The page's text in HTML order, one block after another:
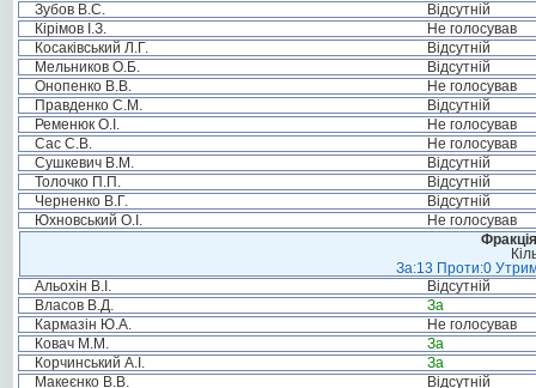
Зубов В.С.
Відсутній
Кірімов І.З.
Не голосував
Косаківський Л.Г.
Відсутній
Мельников О.Б.
Відсутній
Онопенко В.В.
Не голосував
Правденко С.М.
Відсутній
Ременюк О.І.
Не голосував
Сас С.В.
Не голосував
Сушкевич В.М.
Відсутній
Толочко П.П.
Відсутній
Черненко В.Г.
Відсутній
Юхновський О.І.
Не голосував
За:13 Проти:0
Альохін В.І.
Відсутній
Власов В.Д.
За
Кармазін Ю.А.
Не голосував
Ковач М.М.
За
Корчинський А.І.
За
Макеєнко В.В.
Відсутній